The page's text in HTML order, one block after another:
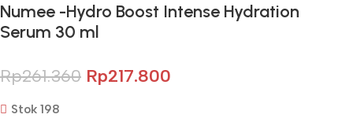
Numee -Hydro Boost Intense Hydration
Serum 30 ml
Rp261.360 Rp217.800
Stok 198